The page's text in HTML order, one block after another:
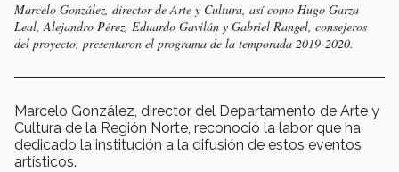
Marcelo González, director de Arte y Cultura, así como Hugo Garza
Leal, Alejandro Pérez, Eduardo Gavilán y Gabriel Rangel, consejeros
del proyecto, presentaron el programa de la temporada 2019-2020.
Marcelo González, director del Departamento de Arte y
Cultura de la Región Norte, reconoció la labor que ha
dedicado la institución a la difusión de estos eventos
artísticos.